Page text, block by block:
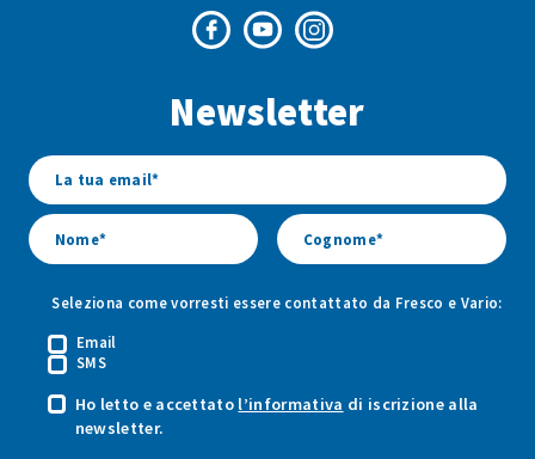
di
di
di
Newsletter
Seleziona come vorresti essere contattato da Fresco e Vario:
Email
SMS
Ho letto e accettato l’informativa di iscrizione alla
newsletter.